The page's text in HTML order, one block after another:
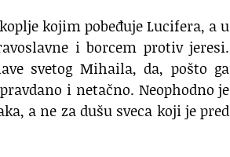
kojim pobeđuje Lucifera, a u
i borcem protiv jeresi.
svetog Mihaila, da, pošto ga
i netačno. Neophodno je
a ne za dušu sveca koji je pred